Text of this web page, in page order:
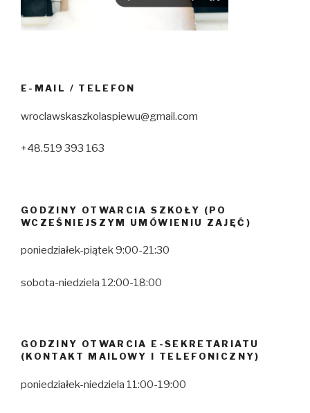
E-MAIL / TELEFON
wroclawskaszkolaspiewu@gmail.com
+48.519 393 163
GODZINY OTWARCIA SZKOŁY (PO
WCZEŚNIEJSZYM UMÓWIENIU ZAJĘĆ)
poniedziałek-piątek 9:00-21:30
sobota-niedziela 12:00-18:00
GODZINY OTWARCIA E-SEKRETARIATU
(KONTAKT MAILOWY I TELEFONICZNY)
poniedziałek-niedziela 11:00-19:00